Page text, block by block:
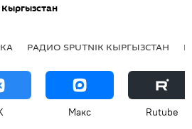
Кыргызстан
РАДИО SPUTNIK КЫРГЫЗСТАН
Макс Rutube